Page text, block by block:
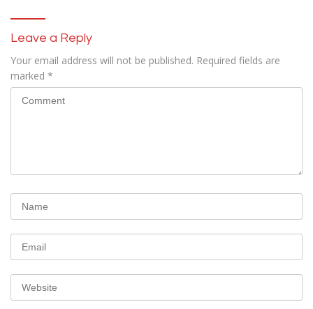
Leave a Reply
Your email address will not be published. Required fields are
marked *